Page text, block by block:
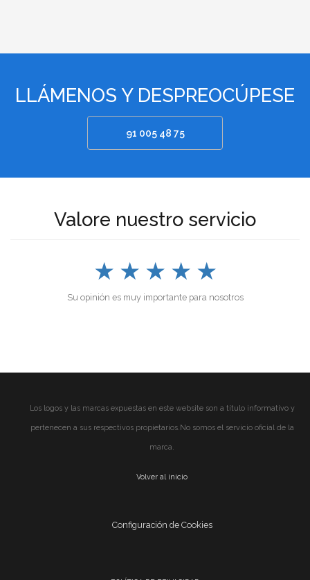
LLÁMENOS Y DESPREOCÚPESE
91 005 48 75
Valore nuestro servicio
★ ★ ★ ★ ★
Su opinión es muy importante para nosotros
Los logos y las marcas expuestas en este website son a título informativo y
pertenecen a sus respectivos propietarios.No somos el servicio oficial de la
marca.
Volver al inicio
Configuración de Cookies